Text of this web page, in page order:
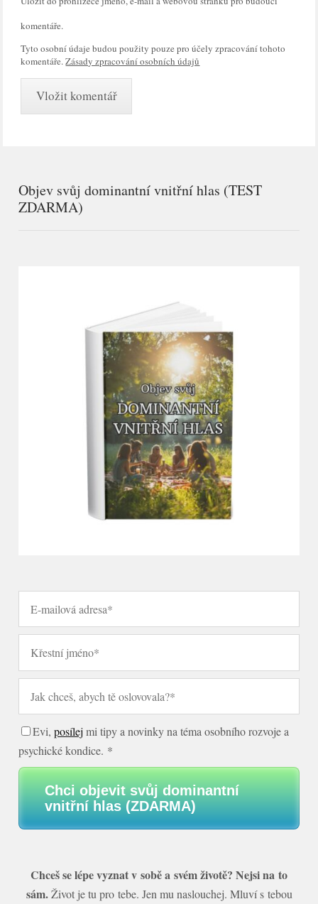
komentáře.
Tyto osobní údaje budou použity pouze pro účely zpracování tohoto
komentáře.Zásady zpracování osobních údajů
Objev svůj dominantní vnitřní hlas (TEST
ZDARMA)
Evi,posílej mi tipy a novinky na téma osobního rozvoje a
psychické kondice. *
Chci objevit svůj dominantní
vnitřní hlas (ZDARMA)
Chceš se lépe vyznat v sobě a svém životě? Nejsi na to
sám.Život je tu pro tebe. Jen mu naslouchej. Mluví s tebou